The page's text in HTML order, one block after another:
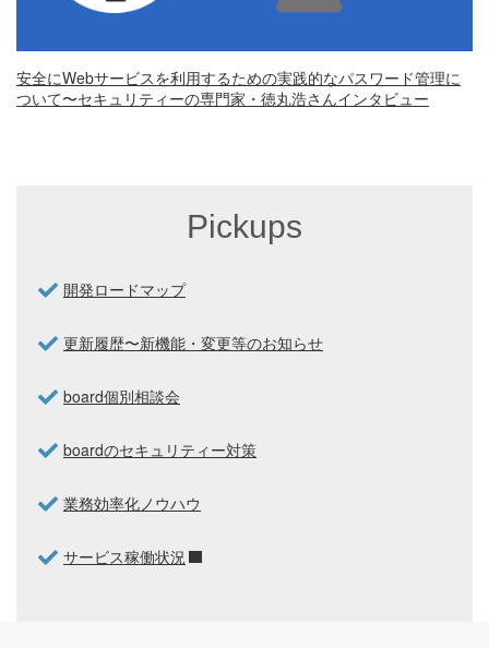
安全にWebサービスを利用するための実践的なパスワード管理に
ついて〜セキュリティーの専門家・徳丸浩さんインタビュー
Pickups
開発ロードマップ
更新履歴〜新機能・変更等のお知らせ
board個別相談会
boardのセキュリティー対策
業務効率化ノウハウ
サービス稼働状況